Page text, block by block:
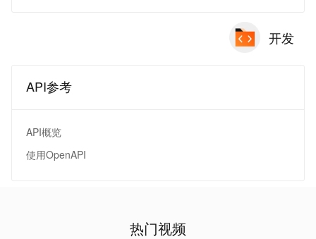
开发
API参考
API概览
使用OpenAPI
热门视频